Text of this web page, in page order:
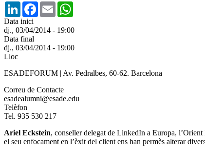
LinkedInFacebook
Email
Data inici
dj., 03/04/2014 - 19:00
Data final
dj., 03/04/2014 - 19:00
Lloc
ESADEFORUM | Av. Pedralbes, 60-62. Barcelona
Correu de Contacte
esadealumni@esade.edu
Telèfon
Tel. 935 530 217
Ariel Eckstein, conseller delegat de LinkedIn a Europa,
el seu enfocament en l’èxit del client ens han permès alterar